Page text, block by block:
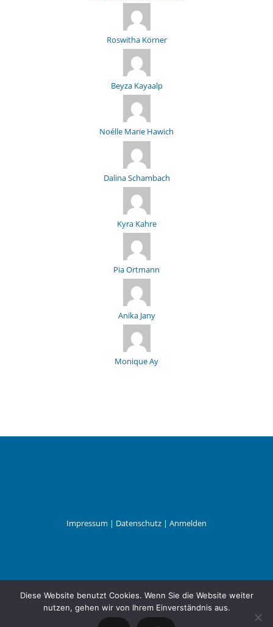
Roswitha Körner
Beyza Kayaalp
Noélle Marie Hawich
Dalina Schambach
Kyra Kahre
Pia Ortmann
Anika Jany
Monique Ay
Impressum | Datenschutz | Anmelden
Diese Website benutzt Cookies. Wenn Sie die Website weiter
nutzen, gehen wir von Ihrem Einverständnis aus.